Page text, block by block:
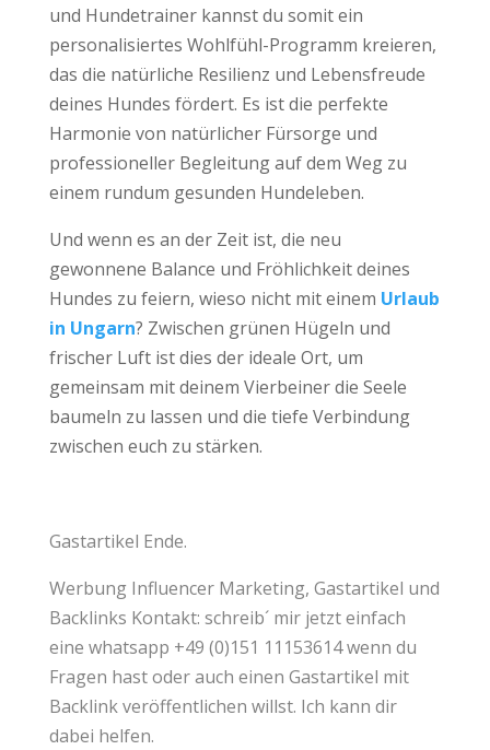
und Hundetrainer kannst du somit ein
personalisiertes Wohlfühl-Programm kreieren,
das die natürliche Resilienz und Lebensfreude
deines Hundes fördert. Es ist die perfekte
Harmonie von natürlicher Fürsorge und
professioneller Begleitung auf dem Weg zu
einem rundum gesunden Hundeleben.
Und wenn es an der Zeit ist, die neu
gewonnene Balance und Fröhlichkeit deines
Hundes zu feiern, wieso nicht mit einem Urlaub
in Ungarn? Zwischen grünen Hügeln und
frischer Luft ist dies der ideale Ort, um
gemeinsam mit deinem Vierbeiner die Seele
baumeln zu lassen und die tiefe Verbindung
zwischen euch zu stärken.
Gastartikel Ende.
Werbung InfluencerMarketing, Gastartikel und
Backlinks Kontakt: schreib´ mir jetzt einfach
eine whatsapp +49 (0)151 11153614 wenn du
Fragen hast oder auch einen Gastartikel mit
Backlink veröffentlichen willst. Ich kann dir
dabei helfen.